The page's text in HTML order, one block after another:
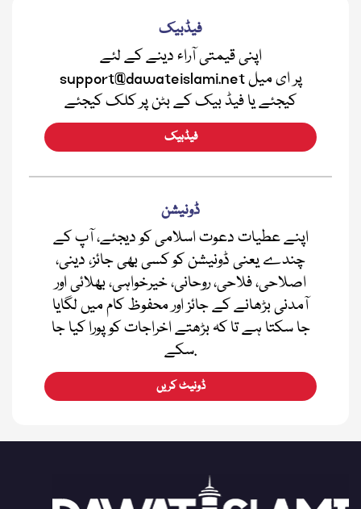
فیڈبیک
اپنی قیمتی آراء دینے کے لئے
support@dawateislami.net پر ای میل
کیجئے یا فیڈ بیک کے بٹن پر کلک کیجئے
فیڈبیک
ڈونیشن
اپنے عطیات دعوت اسلامی کو دیجئے، آپ کے
چندے یعنی ڈونیشن کو کسی بھی جائز، دینی،
اصلاحی، فلاحی، روحانی، خیرخواہی، بھلائی اور
آمدنی بڑھانے کے جائز اور محفوظ کام میں لگایا
جا سکتا ہے تا کہ بڑھتے اخراجات کو پورا کیا جا
سکے.
ڈونیٹ کریں